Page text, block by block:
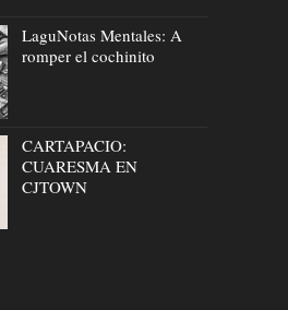
LaguNotas Mentales: A
romper el cochinito
CARTAPACIO:
CUARESMA EN
CJTOWN